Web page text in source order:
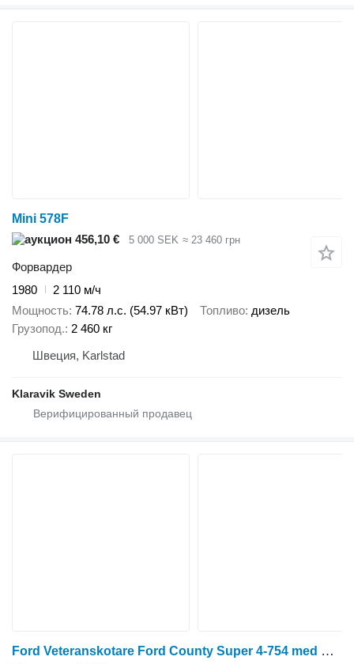
Mini 578F
456,10 €
5 000 SEK ≈ 23 460 грн
Форвардер
1980
2 110 м/ч
Мощность 74.78 л.с. (54.97 кВт) Топливо дизель
Грузопод. 2 460 кг
Швеция, Karlstad
Klaravik Sweden
Ford Veteranskotare Ford County Super 4-754 med Rottne RD-12